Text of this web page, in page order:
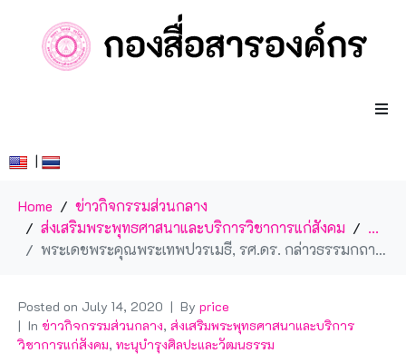
|
Home
ข่าวกิจกรรมส่วนกลาง
ส่งเสริมพระพุทธศาสนาและบริการวิชาการแก่สังคม
...
พระเดชพระคุณพระเทพปวรเมธี, รศ.ดร. กล่าวธรรมกถา เนื่องในวันอาสฬหบูชาและวันเข้าพรรษา
Posted on July 14, 2020 By price
In ข่าวกิจกรรมส่วนกลาง, ส่งเสริมพระพุทธศาสนาและบริการ
วิชาการแก่สังคม, ทะนุบำรุงศิลปะและวัฒนธรรม